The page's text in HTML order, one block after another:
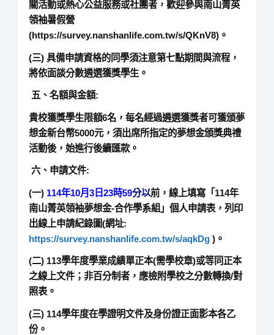
關活動或熱心公益服務或社團者，歡迎參與南山菁英
領袖暑假營
(https://survey.nanshanlife.com.tw/s/QKnV8)。
(三) 具備申請資格的同學須注意第七點期間與流程，
將依面談分數遴選獲獎學生。
五、名額與金額:
貴校獲獎學生限額6名，每名經過遴選獲獎者可獲頒夢
想金新台幣5000元，須出席所指定的夢想金頒獎典禮
活動後，始進行後續匯款。
六、申請文件:
(一) 114年10月3日23時59分以前，線上填寫「114年
南山菁英領袖夢想金-合作學系組」個人申請表，列印
出線上申請紀錄圖(網址:
https://survey.nanshanlife.com.tw/s/aqkDg)。
(二) 113學年度學業成績單正本(需學校章)或等同正本
之線上文件；非百分制者，應檢附學校之分數轉換/對
照表。
(三) 114學年度在學證明文件及身份證正面影本各乙
份。